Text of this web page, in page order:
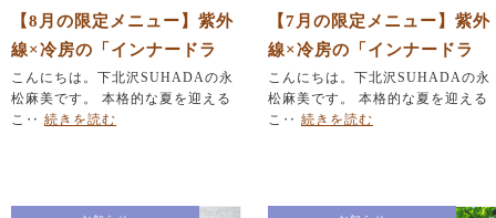
【8月の限定メニュー】紫外
線×冷房の「インナードラ
イ」を撃退！「ひんやり」
毛穴レス美肌＆「夏バテ」
こんにちは。下北沢SUHADAの永
松麻美です。 本格的な夏を迎える
こ‥ 続きを読む
【7月の限定メニュー】紫外
線×冷房の「インナードラ
イ」を撃退！「ひんやり」
毛穴レス美肌＆「夏バテ」
こんにちは。下北沢SUHADAの永
松麻美です。 本格的な夏を迎える
こ‥ 続きを読む